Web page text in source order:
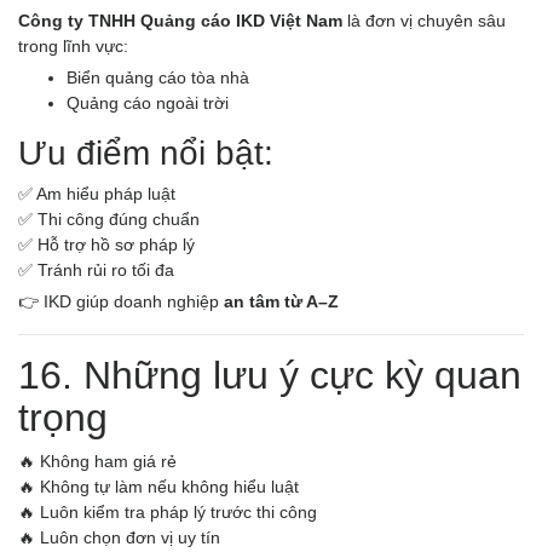
Công ty TNHH Quảng cáo IKD Việt Nam là đơn vị chuyên sâu
trong lĩnh vực:
Biển quảng cáo tòa nhà
Quảng cáo ngoài trời
Ưu điểm nổi bật:
✅ Am hiểu pháp luật
✅ Thi công đúng chuẩn
✅ Hỗ trợ hồ sơ pháp lý
✅ Tránh rủi ro tối đa
👉 IKD giúp doanh nghiệp an tâm từ A–Z
16. Những lưu ý cực kỳ quan
trọng
🔥 Không ham giá rẻ
🔥 Không tự làm nếu không hiểu luật
🔥 Luôn kiểm tra pháp lý trước thi công
🔥 Luôn chọn đơn vị uy tín